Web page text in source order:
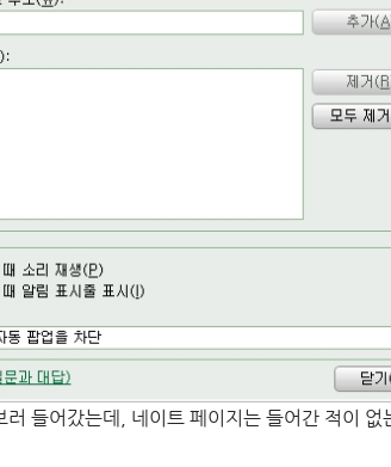
들어갔는데, 네이트 페이지는 들어간 적이 없